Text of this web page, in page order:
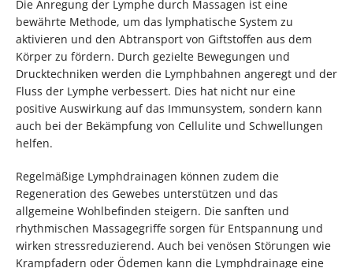
Die Anregung der Lymphe durch Massagen ist eine
bewährte Methode, um das lymphatische System zu
aktivieren und den Abtransport von Giftstoffen aus dem
Körper zu fördern. Durch gezielte Bewegungen und
Drucktechniken werden die Lymphbahnen angeregt und der
Fluss der Lymphe verbessert. Dies hat nicht nur eine
positive Auswirkung auf das Immunsystem, sondern kann
auch bei der Bekämpfung von Cellulite und Schwellungen
helfen.
Regelmäßige Lymphdrainagen können zudem die
Regeneration des Gewebes unterstützen und das
allgemeine Wohlbefinden steigern. Die sanften und
rhythmischen Massagegriffe sorgen für Entspannung und
wirken stressreduzierend. Auch bei venösen Störungen wie
Krampfadern oder Ödemen kann die Lymphdrainage eine